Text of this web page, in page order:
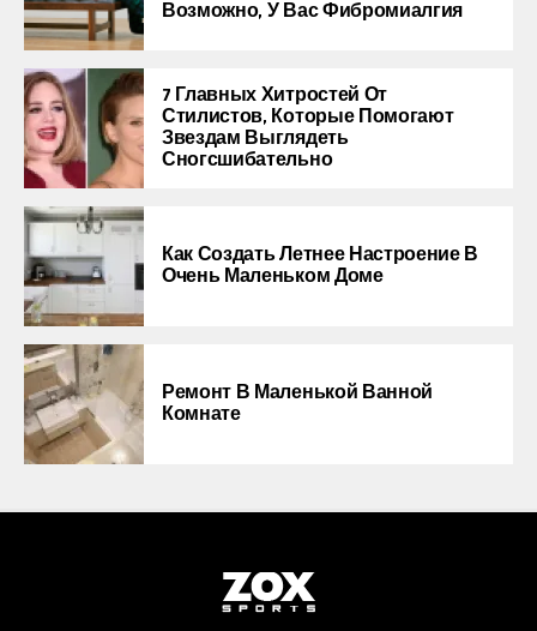
Возможно, У Вас Фибромиалгия
7 Главных Хитростей От
Стилистов, Которые Помогают
Звездам Выглядеть
Сногсшибательно
Как Создать Летнее Настроение В
Очень Маленьком Доме
Ремонт В Маленькой Ванной
Комнате